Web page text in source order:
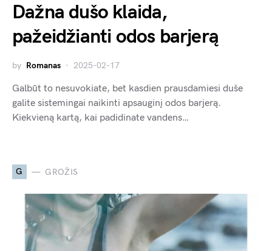
Dažna dušo klaida,
pažeidžianti odos barjerą
by Romanas 2025-02-17
Galbūt to nesuvokiate, bet kasdien prausdamiesi duše
galite sistemingai naikinti apsauginį odos barjerą.
Kiekvieną kartą, kai padidinate vandens…
G GROŽIS